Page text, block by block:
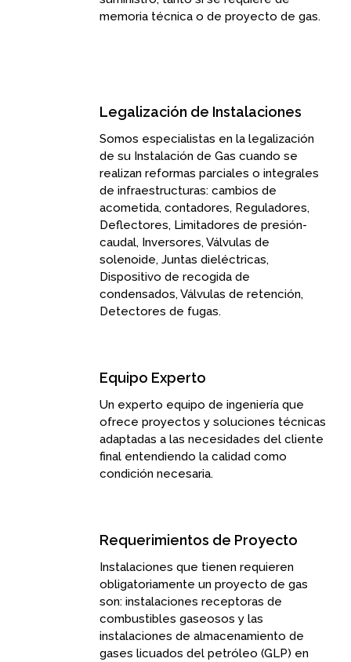
memoria técnica o de proyecto de gas.
Legalización de Instalaciones
Somos especialistas en la legalización
de su Instalación de Gas cuando se
realizan reformas parciales o integrales
de infraestructuras: cambios de
acometida, contadores, Reguladores,
Deflectores, Limitadores de presión-
caudal, Inversores, Válvulas de
solenoide, Juntas dieléctricas,
Dispositivo de recogida de
condensados, Válvulas de retención,
Detectores de fugas.
Equipo Experto
Un experto equipo de ingeniería que
ofrece proyectos y soluciones técnicas
adaptadas a las necesidades del cliente
final entendiendo la calidad como
condición necesaria.
Requerimientos de Proyecto
Instalaciones que tienen requieren
obligatoriamente un proyecto de gas
son: instalaciones receptoras de
combustibles gaseosos y las
instalaciones de almacenamiento de
gases licuados del petróleo (GLP) en